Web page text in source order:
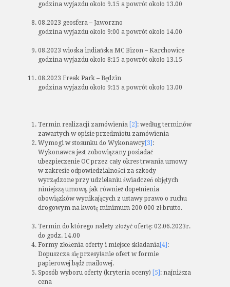
godzina wyjazdu około 9.15 a powrót około 13.00
08.2023 geosfera – Jaworzno
godzina wyjazdu około 9:00 a powrót około 14.00
08.2023 wioska indiańska MC Bizon – Karchowice
godzina wyjazdu około 8:15 a powrót około 13.15
08.2023 Freak Park – Będzin
godzina wyjazdu około 9:15 a powrót około 13.00
Termin realizacji zamówienia [2] : według terminów
zawartych w opisie przedmiotu zamówienia
Wymogi w stosunku do Wykonawcy [3] :
Wykonawca jest zobowiązany posiadać
ubezpieczenie OC przez cały okres trwania umowy
w zakresie odpowiedzialności za szkody
wyrządzone przy udzielaniu świadczeń objętych
niniejszą umową, jak również dopełnienia
obowiązków wynikających z ustawy prawo o ruchu
drogowym na kwotę minimum 200 000 zł brutto.
Termin do którego należy złożyć ofertę: 02.06.2023r.
do godz. 14.00
Formy złożenia oferty i miejsce składania [4] :
Dopuszcza się przesyłanie ofert w formie
papierowej bądź mailowej.
Sposób wyboru oferty (kryteria oceny)
[5] : najniższa
cena